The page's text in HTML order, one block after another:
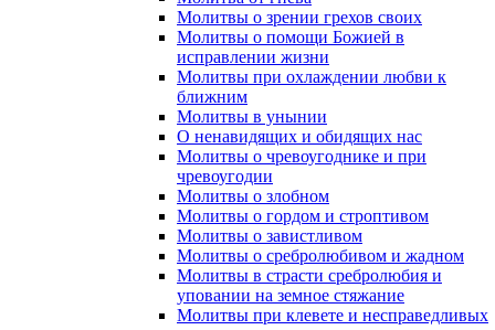
Молитвы о зрении грехов своих
Молитвы о помощи Божией в
исправлении жизни
Молитвы при охлаждении любви к
ближним
Молитвы в унынии
О ненавидящих и обидящих нас
Молитвы о чревоугоднике и при
чревоугодии
Молитвы о злобном
Молитвы о гордом и строптивом
Молитвы о завистливом
Молитвы о сребролюбивом и жадном
Молитвы в страсти сребролюбия и
уповании на земное стяжание
Молитвы при клевете и несправедливых